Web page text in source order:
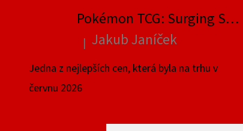
Pokémon TCG: Surging Sparks Elite Trainer Box
Hodnocení produktu je 4 z 5 hvězdiček.
| Jakub Janíček
Jedna z nejlepších cen, která byla na trhu v
červnu 2026